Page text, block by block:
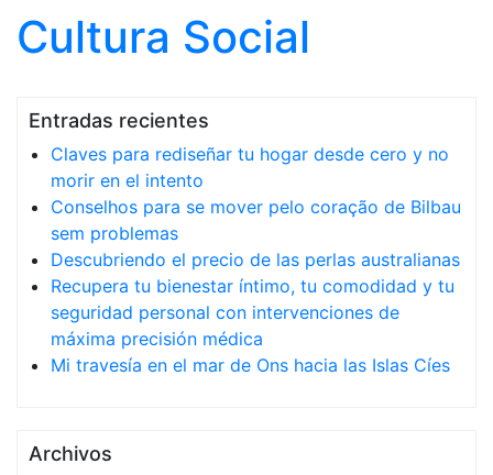
Cultura Social
Entradas recientes
Claves para rediseñar tu hogar desde cero y no
morir en el intento
Conselhos para se mover pelo coração de Bilbau
sem problemas
Descubriendo el precio de las perlas australianas
Recupera tu bienestar íntimo, tu comodidad y tu
seguridad personal con intervenciones de
máxima precisión médica
Mi travesía en el mar de Ons hacia las Islas Cíes
Archivos